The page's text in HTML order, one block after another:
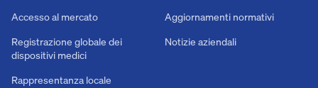
Aggiornamenti normativi
Notizie aziendali
Accesso al mercato
Registrazione globale dei
dispositivi medici
Rappresentanza locale